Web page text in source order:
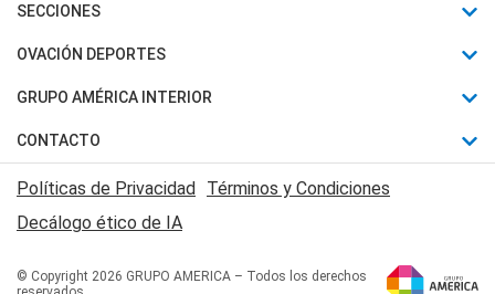
Últimas Noticias
Política
Judiciales
Economia
SECCIONES
Horóscopo
Motores
Trucos caseros
Series y Películas
Edictos y Solicitadas
OVACIÓN DEPORTES
Fútbol
Mundial
Automovilismo
Rugby
Básquet
GRUPO AMÉRICA INTERIOR
Canal 7 en Vivo
San Juan 8
CONTACTO
Acerca de Nosotros
Contactanos
Políticas de Privacidad Términos y Condiciones
Decálogo ético de IA
© Copyright 2026 GRUPO AMERICA – Todos los derechos